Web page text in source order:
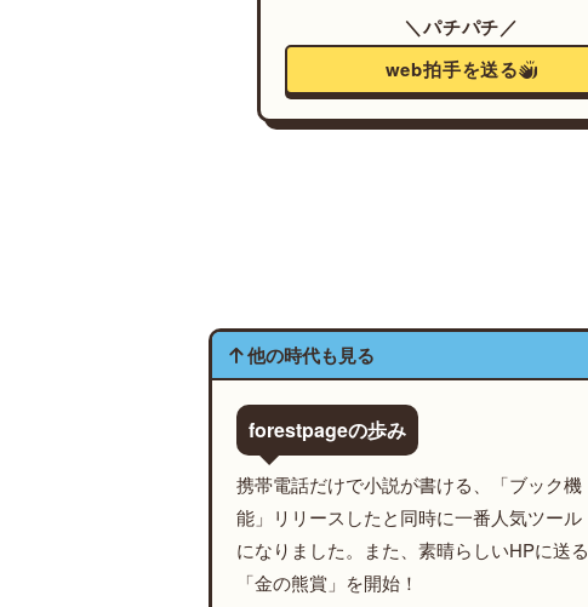
＼パチパチ／
web拍手を送る
他の時代も見る
forestpageの歩み
携帯電話だけで小説が書ける、「ブック機
能」リリースしたと同時に一番人気ツール
になりました。また、素晴らしいHPに送る
「金の熊賞」を開始！